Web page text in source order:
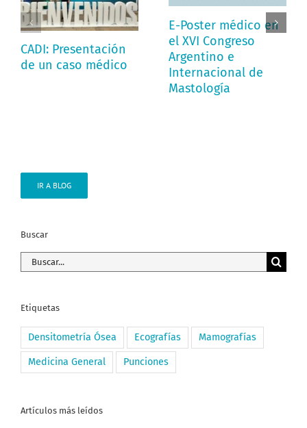
CADI: Presentación
de un caso médico
E-Poster médico en
el XVI Congreso
Argentino e
Internacional de
Mastología
IR A BLOG
Buscar
Buscar:
Etiquetas
Densitometría Ósea Ecografías Mamografías
Medicina General Punciones
Artículos más leídos